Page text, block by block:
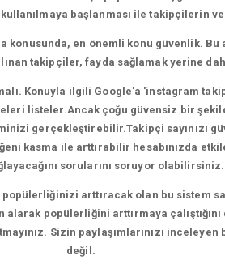
başlanması ile takipçilerin
konusunda, en önemli konu güvenlik.
takipçiler, fayda sağlamak yerine
Konuyla ilgili Google'a 'instagram
listeler.Ancak çoğu güvensiz bir
gerçekleştirebilir.Takipçi sayınızı
kasma ile arttırabilir hesabınızda
sorularını soruyor olabilirsiniz.
popülerliğinizi arttıracak olan bu sistem
popülerliğini arttırmaya
Sizin paylaşımlarınızı
değil.